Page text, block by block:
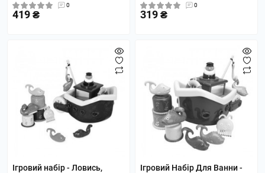
0
419 ₴
0
319 ₴
Ігровий набір - Ловись,
Ігровий Набір Для Ванни -